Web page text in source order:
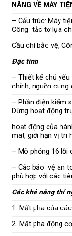
NĂNG VỀ MÁY
– Cấu trúc: Máy
Công tắc tơ lựa
Cầu chì bảo vệ,
Đặc tính
– Thiết kế chủ
chính, nguồn cung
– Phần điện kiểm
Dừng hoạt động
hoạt động của
mát, giới hạn vị trí
– Mô phỏng 16 lỗi
– Các bảo vệ an
phù hợp với các
Các khả năng thí
1. Mất pha của
2. Mất pha động